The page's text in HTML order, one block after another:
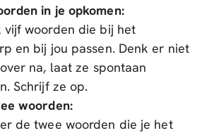
in je opkomen:
vijf woorden die bij het
en bij jou passen. Denk er niet
na, laat ze spontaan
Schrijf ze op.
woorden:
de twee woorden die je het